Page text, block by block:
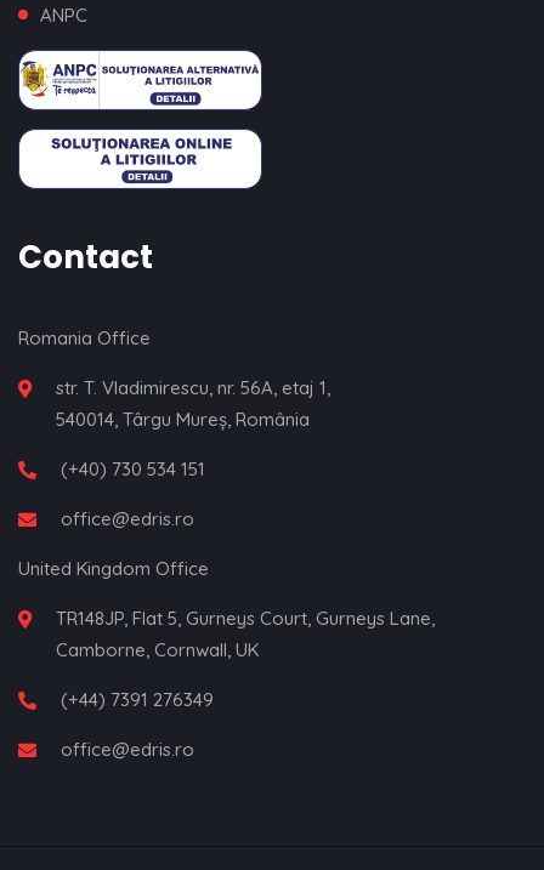
ANPC
Contact
Romania Office
str. T. Vladimirescu, nr. 56A, etaj 1,
540014, Târgu Mureș, România
(+40) 730 534 151
office@edris.ro
United Kingdom Office
TR148JP, Flat 5, Gurneys Court, Gurneys Lane,
Camborne, Cornwall, UK
(+44) 7391 276349
office@edris.ro